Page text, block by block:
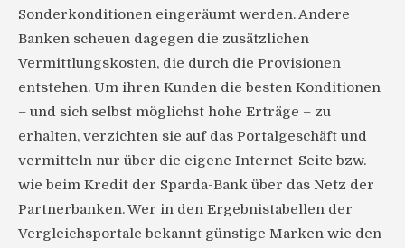
Sonderkonditionen eingeräumt werden. Andere
Banken scheuen dagegen die zusätzlichen
Vermittlungskosten, die durch die Provisionen
entstehen. Um ihren Kunden die besten Konditionen
– und sich selbst möglichst hohe Erträge – zu
erhalten, verzichten sie auf das Portalgeschäft und
vermitteln nur über die eigene Internet-Seite bzw.
wie beim Kredit der Sparda-Bank über das Netz der
Partnerbanken. Wer in den Ergebnistabellen der
Vergleichsportale bekannt günstige Marken wie den